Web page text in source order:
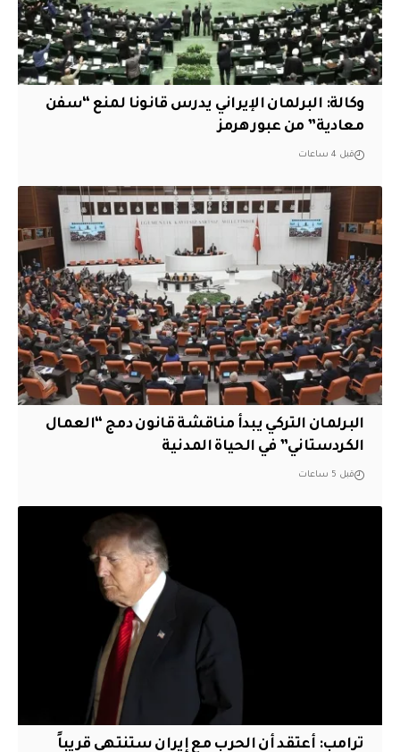
وكالة: البرلمان الإيراني يدرس قانونا لمنع “سفن
معادية” من عبور هرمز
قبل 4 ساعات
البرلمان التركي يبدأ مناقشة قانون دمج “العمال
الكردستاني” في الحياة المدنية
قبل 5 ساعات
‏ترامب: أعتقد أن الحرب مع إيران ستنتهي قريباً